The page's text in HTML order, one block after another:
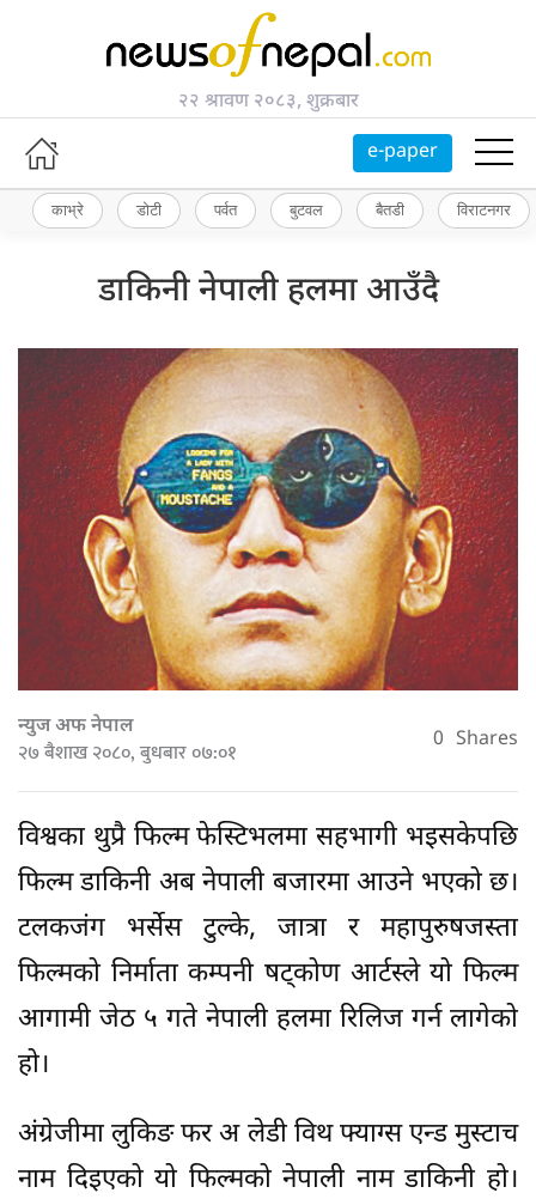
२२ श्रावण २०८३, शुक्रबार
e-paper
काभ्रे डोटी पर्वत बुटवल बैतडी विराटनगर
डाकिनी नेपाली हलमा आउँदै
न्युज अफ नेपाल
२७ बैशाख २०८०, बुधबार ०७:०१ 0 Shares
विश्वका थुप्रै फिल्म फेस्टिभलमा सहभागी भइसकेपछि
फिल्म डाकिनी अब नेपाली बजारमा आउने भएको छ।
टलकजंग भर्सेस टुल्के, जात्रा र महापुरुषजस्ता
फिल्मको निर्माता कम्पनी षट्कोण आर्टस्ले यो फिल्म
आगामी जेठ ५ गते नेपाली हलमा रिलिज गर्न लागेको
हो।
अंग्रेजीमा लुकिङ फर अ लेडी विथ फ्याग्स एन्ड मुस्टाच
नाम दिइएको यो फिल्मको नेपाली नाम डाकिनी हो।